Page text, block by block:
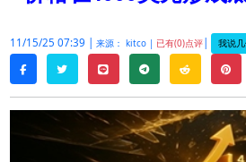
11/15/25 07:39 | 来源： kitco | 已有(0)点评| 我说
facebooktwitterline telegramreddit